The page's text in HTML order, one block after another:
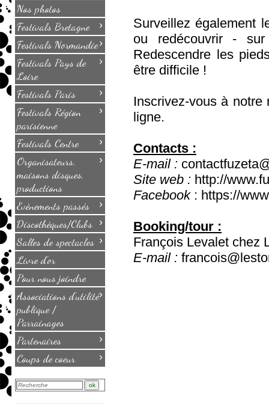
Nos photos
Festivals Bretagne
›
Festivals Normandie›
Festivals Pays de
Loire
›
Festivals Paris ›
Festivals Région
parisienne
›
Festivals Centre ›
Organisateurs,
maisons disques,
productions
›
Evènements passés ›
Discothèques/Clubs ›
Salles de spectacles ›
Livre d'or
Pour nous joindre
Associations d'utilité
publique /
Parrainages
›
Partenaires ›
Coups de coeur ›
Surveillez également
ou redécouvrir -
Redescendre les
être difficile !
Inscrivez-vous à
ligne.
Contacts :
E-mail :
Site web : http://
Facebook : https://
Booking/tour :
François Levalet chez
E-mail :